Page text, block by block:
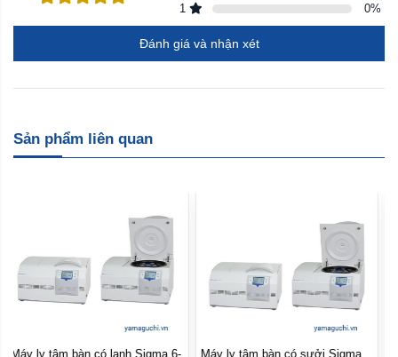
1
0%
Đánh giá và nhận xét
Sản phẩm liên quan
Máy ly tâm bàn có sưởi Sigma
Máy ly tâm bàn không lạnh